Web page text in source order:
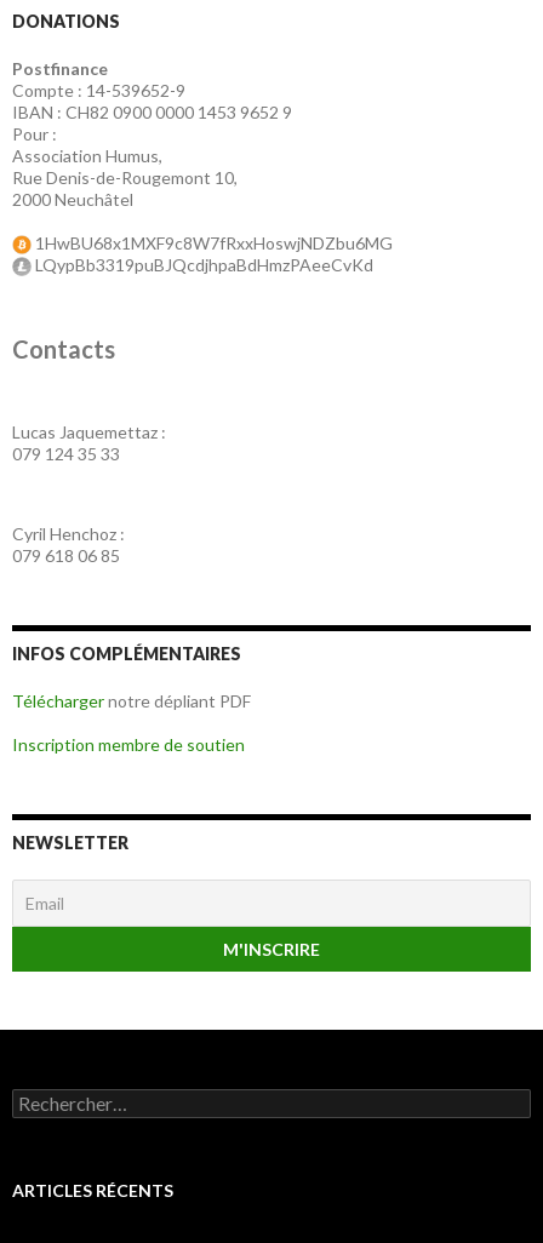
DONATIONS
Postfinance
Compte : 14-539652-9
IBAN : CH82 0900 0000 1453 9652 9
Pour :
Association Humus,
Rue Denis-de-Rougemont 10,
2000 Neuchâtel
1HwBU68x1MXF9c8W7fRxxHoswjNDZbu6MG
LQypBb3319puBJQcdjhpaBdHmzPAeeCvKd
Contacts
Lucas Jaquemettaz :
079 124 35 33
Cyril Henchoz :
079 618 06 85
INFOS COMPLÉMENTAIRES
Téléchargernotre dépliant PDF
Inscription membre de soutien
NEWSLETTER
Rechercher :
ARTICLES RÉCENTS